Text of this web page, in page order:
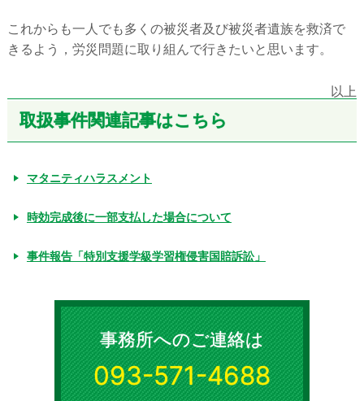
これからも一人でも多くの被災者及び被災者遺族を救済で
きるよう，労災問題に取り組んで行きたいと思います。
以上
取扱事件関連記事はこちら
マタニティハラスメント
時効完成後に一部支払した場合について
事件報告「特別支援学級学習権侵害国賠訴訟」
事務所へのご連絡は
093-571-4688